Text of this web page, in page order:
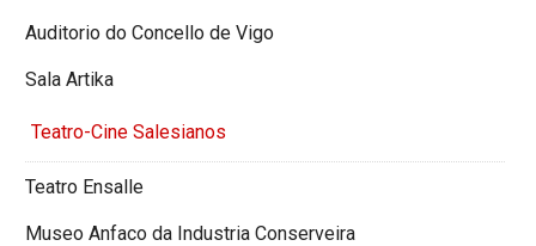
Auditorio do Concello de Vigo
Sala Artika
Teatro-Cine Salesianos
Teatro Ensalle
Museo Anfaco da Industria Conserveira